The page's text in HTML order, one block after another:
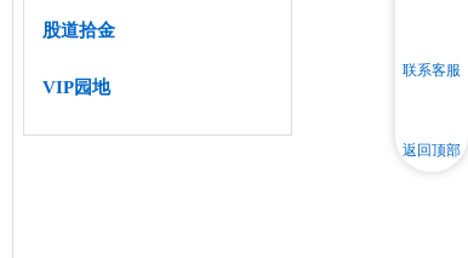
股道拾金
VIP园地
联系客服
返回顶部